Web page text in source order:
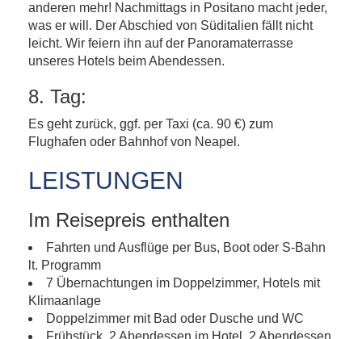
anderen mehr! Nachmittags in Positano macht jeder,
was er will. Der Abschied von Süditalien fällt nicht
leicht. Wir feiern ihn auf der Panoramaterrasse
unseres Hotels beim Abendessen.
8. Tag:
Es geht zurück, ggf. per Taxi (ca. 90 €) zum
Flughafen oder Bahnhof von Neapel.
LEISTUNGEN
Im Reisepreis enthalten
Fahrten und Ausflüge per Bus, Boot oder S-Bahn
lt. Programm
7 Übernachtungen im Doppelzimmer, Hotels mit
Klimaanlage
Doppelzimmer mit Bad oder Dusche und WC
Frühstück, 2 Abendessen im Hotel, 2 Abendessen